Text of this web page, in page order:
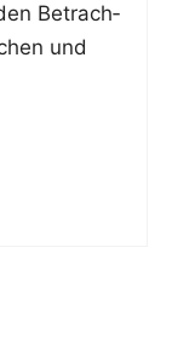
Betrach­
und